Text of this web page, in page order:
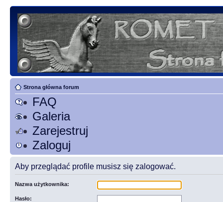
Strona główna forum
FAQ
Galeria
Zarejestruj
Zaloguj
Aby przeglądać profile musisz się zalogować.
Nazwa użytkownika:
Hasło: